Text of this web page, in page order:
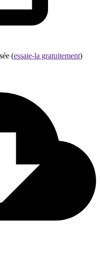
(essaie-la gratuitement)